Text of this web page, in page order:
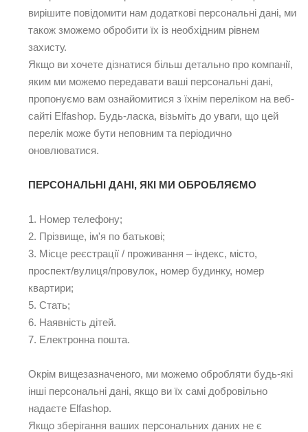
вирішите повідомити нам додаткові персональні дані, ми
також зможемо обробити їх із необхідним рівнем
захисту.
Якщо ви хочете дізнатися більш детально про компанії,
яким ми можемо передавати ваші персональні дані,
пропонуємо вам ознайомитися з їхнім переліком на веб-
сайті Elfashop. Будь-ласка, візьміть до уваги, що цей
перелік може бути неповним та періодично
оновлюватися.
ПЕРСОНАЛЬНІ ДАНІ, ЯКІ МИ ОБРОБЛЯЄМО
1. Номер телефону;
2. Прізвище, ім'я по батькові;
3. Місце реєстрації / проживання – індекс, місто,
проспект/вулиця/провулок, номер будинку, номер
квартири;
5. Стать;
6. Наявність дітей.
7. Електронна пошта.
Окрім вищезазначеного, ми можемо обробляти будь-які
інші персональні дані, якщо ви їх самі добровільно
надаєте Elfashop.
Якщо зберігання ваших персональних даних не є